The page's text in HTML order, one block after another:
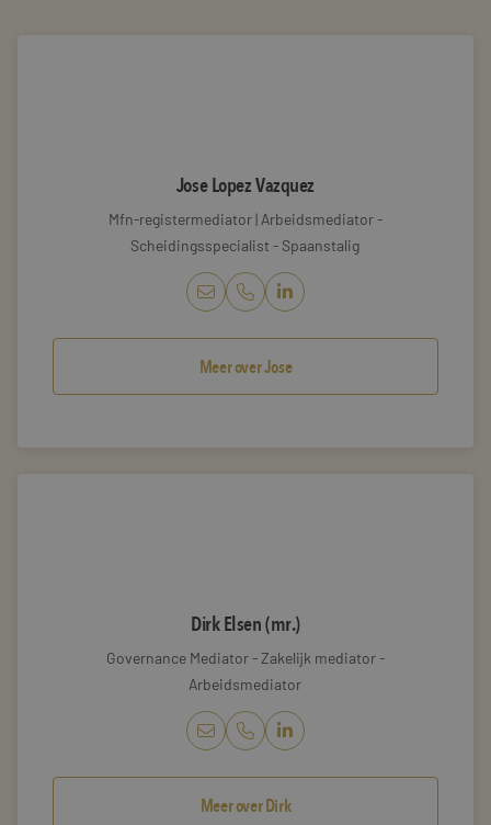
Jose Lopez Vazquez
Mfn-registermediator | Arbeidsmediator -
Scheidingsspecialist - Spaanstalig
LinkedIn JoseLopez
Meer over Jose
Dirk Elsen (mr.)
Governance Mediator - Zakelijk mediator -
Arbeidsmediator
LinkedIn DirkElsen (mr.)
Meer over Dirk